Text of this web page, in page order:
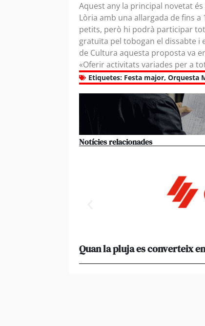
Aquest any la principal novetat és
Lòria amb una allargada de fins
petits, però hi podrà participar
gratuïta pel tobogan el dissabte i
de Cultura aquesta proposta va
«Oferir activitats variades per a
Etiquetes: Festa major, Orquesta
Notícies relacionades
Quan la pluja es converteix